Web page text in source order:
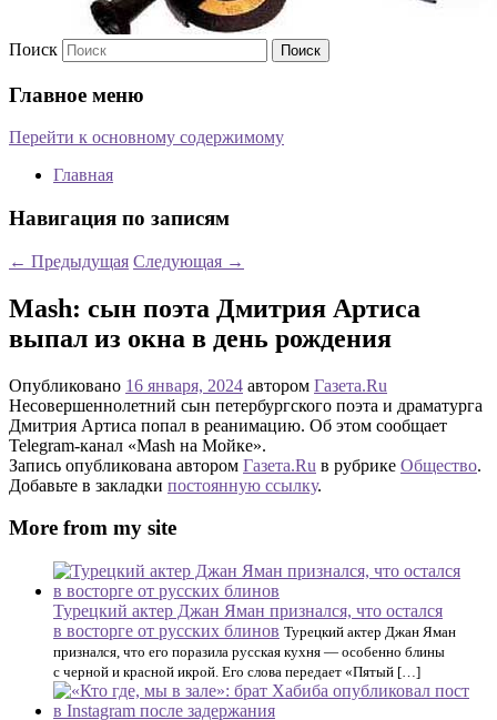
Поиск
Главное меню
Перейти к основному содержимому
Главная
Навигация по записям
← Предыдущая Следующая →
Mash: сын поэта Дмитрия Артиса
выпал из окна в день рождения
Опубликовано 16 января, 2024 автором Газета.Ru
Несовершеннолетний сын петербургского поэта и драматурга
Дмитрия Артиса попал в реанимацию. Об этом сообщает
Telegram-канал «Mash на Мойке».
Запись опубликована автором Газета.Ru в рубрике Общество.
Добавьте в закладки постоянную ссылку.
More from my site
Турецкий актер Джан Яман признался, что остался
в восторге от русских блинов Турецкий актер Джан Яман
признался, что его поразила русская кухня — особенно блины
с черной и красной икрой. Его слова передает «Пятый […]